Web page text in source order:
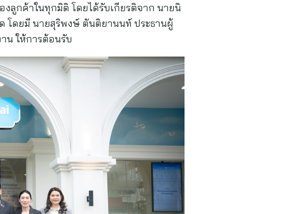
งลูกค้าในทุกมิติ โดยได้รับเกียรติจาก นายนิ
โดยมี นายสุริพงษ์ ตันติยานนท์ ประธานผู้
น ให้การต้อนรับ